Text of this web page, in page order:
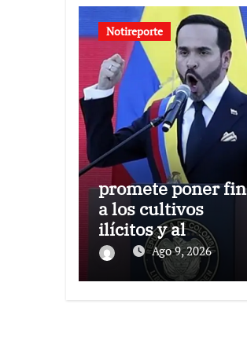
Notireporte
promete poner fin
a los cultivos
ilícitos y al
diálogo con
grupos armados
Ago 9, 2026